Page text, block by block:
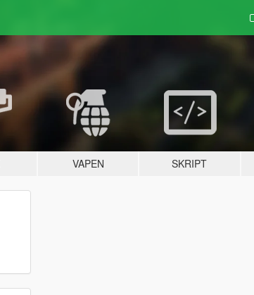
VAPEN SKRIPT